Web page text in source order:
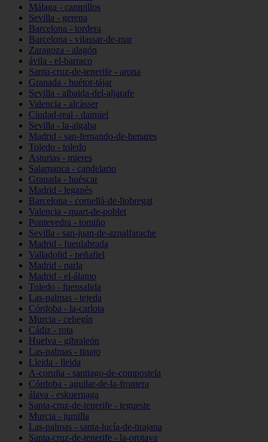
Málaga - campillos
Sevilla - gerena
Barcelona - tordera
Barcelona - vilassar-de-mar
Zaragoza - alagón
ávila - el-barraco
Santa-cruz-de-tenerife - arona
Granada - huétor-tájar
Sevilla - albaida-del-aljarafe
Valencia - alcàsser
Ciudad-real - daimiel
Sevilla - la-algaba
Madrid - san-fernando-de-henares
Toledo - toledo
Asturias - mieres
Salamanca - candelario
Granada - huéscar
Madrid - leganés
Barcelona - cornellà-de-llobregat
Valencia - quart-de-poblet
Pontevedra - tomiño
Sevilla - san-juan-de-aznalfarache
Madrid - fuenlabrada
Valladolid - peñafiel
Madrid - parla
Madrid - el-álamo
Toledo - fuensalida
Las-palmas - tejeda
Córdoba - la-carlota
Murcia - cehegín
Cádiz - rota
Huelva - gibraleón
Las-palmas - tinajo
Lleida - lleida
A-coruña - santiago-de-compostela
Córdoba - aguilar-de-la-frontera
álava - eskuernaga
Santa-cruz-de-tenerife - tegueste
Murcia - jumilla
Las-palmas - santa-lucía-de-tirajana
Santa-cruz-de-tenerife - la-orotava